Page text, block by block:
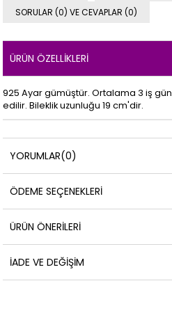
SORULAR (0) VE CEVAPLAR (0)
ÜRÜN ÖZELLIKLERI
925 Ayar gümüştür. Ortalama 3 iş
edilir. Bileklik uzunluğu 19 cm'dir.
YORUMLAR(0)
ÖDEME SEÇENEKLERI
ÜRÜN ÖNERILERI
İADE VE DEĞIŞIM